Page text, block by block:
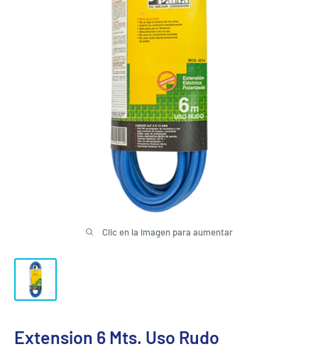
Clic en la imagen para aumentar
Extension 6 Mts. Uso Rudo